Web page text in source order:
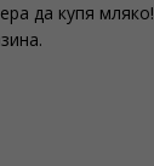
да купя мляко!